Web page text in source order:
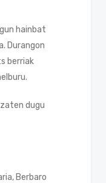
hainbat
Durangon
berriak
dugu
Berbaro